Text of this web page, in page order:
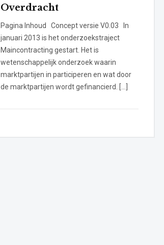
Overdracht
Pagina Inhoud Concept versie V0.03 In
januari 2013 is het onderzoekstraject
Maincontracting gestart. Het is
wetenschappelijk onderzoek waarin
marktpartijen in participeren en wat door
de marktpartijen wordt gefinancierd. […]